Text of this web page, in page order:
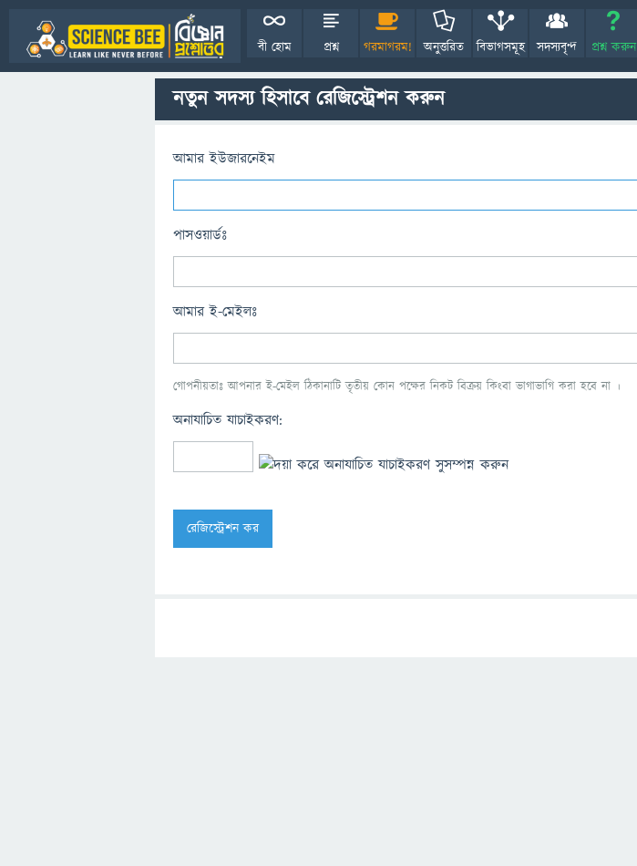
বী হোম প্রশ্ন গরমাগরম! অনুত্তরিত বিভাগসমূহ সদস্যবৃন্দ প্রশ্ন করুন
নতুন সদস্য হিসাবে রেজিস্ট্রেশন করুন
আমার ইউজারনেইম
পাসওয়ার্ডঃ
আমার ই-মেইলঃ
গোপনীয়তাঃ আপনার ই-মেইল ঠিকানাটি তৃতীয় কোন পক্ষের নিকট বিক্রয় কিংবা ভাগাভাগি করা হবে না ।
অনাযাচিত যাচাইকরণ: